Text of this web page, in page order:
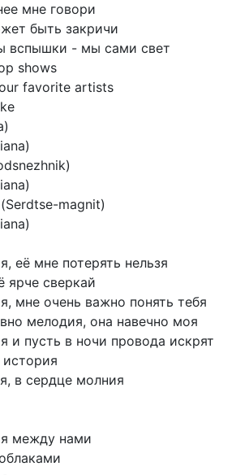
мне говори
быть закричи
вспышки - мы сами свет
shows
favorite artists
(Serdtse-magnit)
её мне потерять нельзя
ярче сверкай
мне очень важно понять тебя
мелодия, она навечно моя
и пусть в ночи провода искрят
история
в сердце молния
между нами